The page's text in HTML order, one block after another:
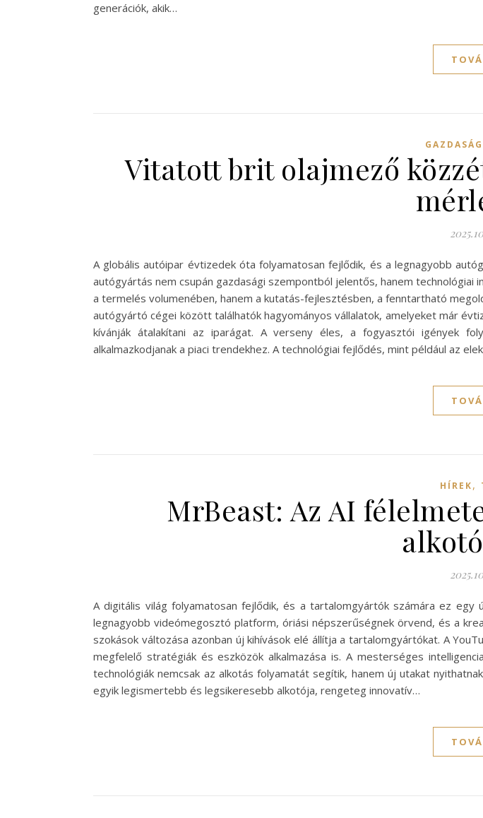
generációk, akik…
GAZDASÁG
Vitatott brit olajmező
A globális autóipar évtizedek óta folyamatosan fejlődik, és a legnagyobb
autógyártás nem csupán gazdasági szempontból jelentős, hanem technológiai
a termelés volumenében, hanem a kutatás-fejlesztésben, a fenntartható
autógyártó cégei között találhatók hagyományos vállalatok, amelyeket már
kívánják átalakítani az iparágat. A verseny éles, a fogyasztói igények
alkalmazkodjanak a piaci trendekhez. A technológiai fejlődés, mint például az
HÍREK,
MrBeast: Az AI
A digitális világ folyamatosan fejlődik, és a tartalomgyártók számára ez
legnagyobb videómegosztó platform, óriási népszerűségnek örvend, és a
szokások változása azonban új kihívások elé állítja a tartalomgyártókat. A
megfelelő stratégiák és eszközök alkalmazása is. A mesterséges
technológiák nemcsak az alkotás folyamatát segítik, hanem új utakat
egyik legismertebb és legsikeresebb alkotója, rengeteg innovatív…